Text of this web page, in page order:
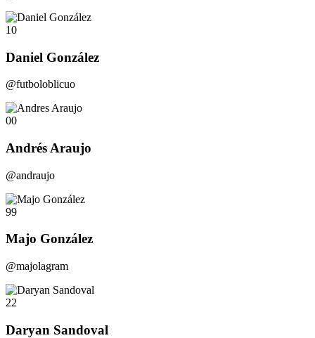
10
Daniel González
@futboloblicuo
00
Andrés Araujo
@andraujo
99
Majo González
@majolagram
22
Daryan Sandoval